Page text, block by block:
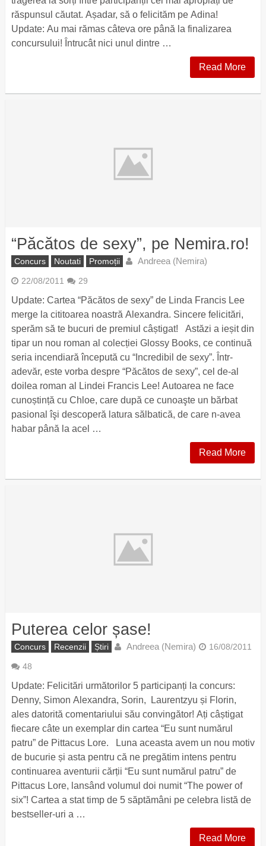
răspunsul căutat. Așadar, să o felicităm pe Adina!
Update: Au mai rămas câteva ore până la finalizarea
concursului! Întrucât nici unul dintre …
Read More
“Păcătos de sexy”, pe Nemira.ro!
Concurs Noutati Promoții Andreea (Nemira)
22/08/2011 29
Update: Cartea “Păcătos de sexy” de Linda Francis Lee
merge la cititoarea noastră Alexandra. Sincere felicitări,
sperăm să te bucuri de premiul câștigat! Astăzi a ieșit din
tipar un nou roman al colecției Glossy Books, ce continuă
seria incendiară începută cu “Incredibil de sexy”. Într-
adevăr, este vorba despre “Păcătos de sexy”, cel de-al
doilea roman al Lindei Francis Lee! Autoarea ne face
cunoștință cu Chloe, care după ce cunoaşte un bărbat
pasional îşi descoperă latura sălbatică, de care n-avea
habar până la acel …
Read More
Puterea celor șase!
Concurs Recenzii Știri Andreea (Nemira) 16/08/2011
48
Update: Felicitări următorilor 5 participanți la concurs:
Denny, Simon Alexandra, Sorin, Laurentzyu și Florin,
ales datorită comentariului său convingător! Ați câștigat
fiecare câte un exemplar din cartea “Eu sunt numărul
patru” de Pittacus Lore. Luna aceasta avem un nou motiv
de bucurie și asta pentru că ne pregătim intens pentru
continuarea aventurii cărții “Eu sunt numărul patru” de
Pittacus Lore, lansând volumul doi numit “The power of
six”! Cartea a stat timp de 5 săptămâni pe celebra listă de
bestseller-uri a …
Read More